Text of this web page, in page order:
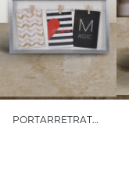
PORTARRETRATOS TEBAS RECTANGULAR GRANDE